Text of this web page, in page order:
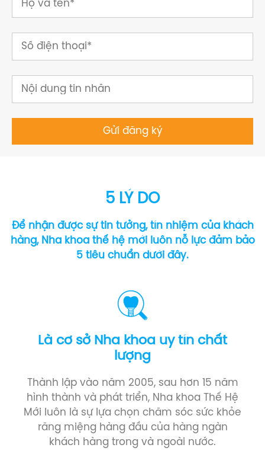
5 LÝ DO
Để nhận được sự tin tưởng, tín nhiệm của khách
hàng, Nha khoa thế hệ mới luôn nỗ lực đảm bảo
5 tiêu chuẩn dưới đây.
Là cơ sở Nha khoa uy tín chất
lượng
Thành lập vào năm 2005, sau hơn 15 năm
hình thành và phát triển, Nha khoa Thế Hệ
Mới luôn là sự lựa chọn chăm sóc sức khỏe
răng miệng hàng đầu của hàng ngàn
khách hàng trong và ngoài nước.